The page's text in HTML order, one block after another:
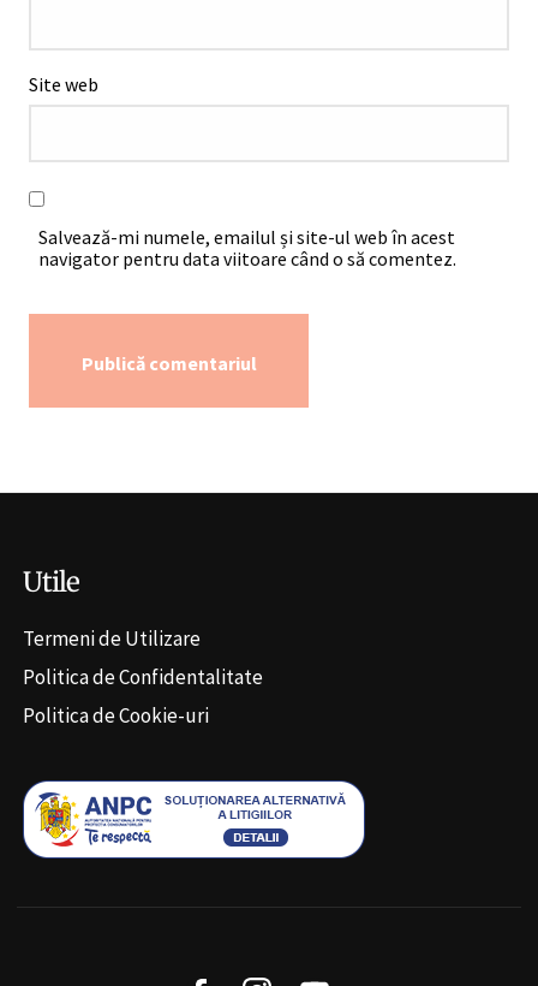
Site web
Salvează-mi numele, emailul și site-ul web în acest
navigator pentru data viitoare când o să comentez.
Utile
Termeni de Utilizare
Politica de Confidentalitate
Politica de Cookie-uri